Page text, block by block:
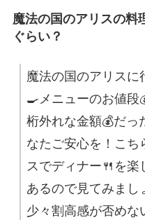
魔法の国のアリスの料
ぐらい？
魔法の国のアリスに
🍳メニューのお値段
桁外れな金額💰だっ
なたご安心を！こち
スでディナー🍴を楽
あるので見てみま
少々割高感が否めな